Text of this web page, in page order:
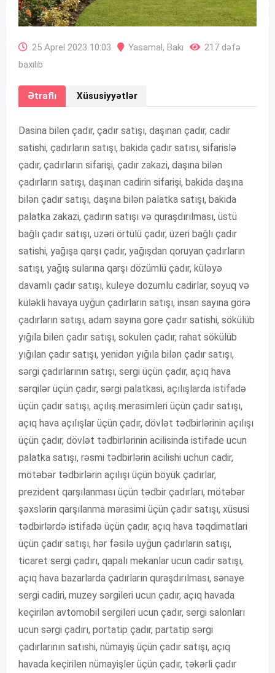
25 Aprel 2023 10:03 Yasamal, Bakı
217 dəfə
baxılıb
Ətraflı Xüsusiyyətlər
Dasina bilen çadır, çadır satışı, daşınan çadır, cadir
satishi, çadırların satışı, bakida çadır satısı, sifarislə
çadır, çadırların sifarişi, çadır zakazi, daşına bilən
çadırların satışı, daşınan cadirin sifarişi, bakida daşına
bilən çadır satışı, daşına bilən palatka satışı, bakida
palatka zakazi, çadırın satışı və quraşdırılması, üstü
bağlı çadır satışı, uzəri örtülü çadır, üzeri bağlı çadır
satishi, yağışa qarşı çadır, yağışdan qoruyan çadırların
satışı, yağış sularına qarşı dözümlü çadır, küləyə
davamlı çadır satışı, kuleye dozumlu cadirlar, soyuq və
küləkli havaya uyğun çadırların satışı, insan sayına görə
çadırların satışı, adam sayına gore çadır satishi, sökülüb
yığıla bilen çadır satışı, sokulen çadır, rahat sökülüb
yığılan çadır satışı, yenidən yığıla bilən çadır satışı,
sərgi çadırlarının satışı, sergi üçün çadır, açıq hava
sərqilər üçün çadır, sərgi palatkasi, açılışlarda istifadə
üçün çadır satışı, açılış merasimleri üçün çadır satışı,
açıq hava açılışlar üçün çadır, dövlət tədbirlərinin açılışı
üçün çadır, dövlət tədbirlərinin acilisinda istifade ucun
palatka satışı, rəsmi tədbirlərin acilishi uchun cadir,
mötəbər tədbirlərin açılışı üçün böyük çadırlar,
prezident qarşılanması üçün tədbir çadırları, mötəbər
şəxslərin qarşılanma mərasimi üçün çadır satışı, xüsusi
tədbirlərdə istifadə üçün çadır, açıq hava təqdimatlari
üçün çadır satışı, hər fəsilə uyğun çadırların satışı,
ticaret sergi çadırı, qapalı mekanlar ucun cadir satışı,
açıq hava bazarlarda çadırların quraşdırılması, sənaye
sergi cadiri, muzey sərgileri ucun çadır, açıq havada
keçirilən avtomobil sergileri ucun çadır, sergi salonları
ucun sərgi çadırı, portatip çadır, partatip sərgi
çadırlarının satıshi, nümayiş üçün çadır satışı, açıq
havada keçirilen nümayişler üçün çadır, təkərli çadır